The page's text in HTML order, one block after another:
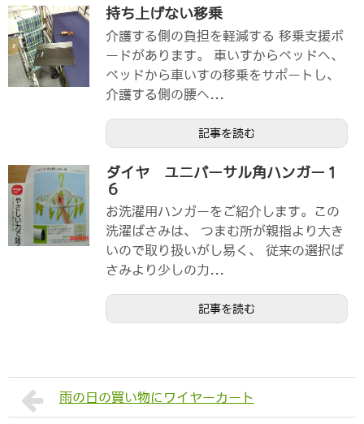
持ち上げない移乗
介護する側の負担を軽減する 移乗支援ボ
ードがあります。 車いすからベッドへ、
ベッドから車いすの移乗をサポートし、
介護する側の腰へ...
記事を読む
ダイヤ ユニバーサル角ハンガー１
６
お洗濯用ハンガーをご紹介します。この
洗濯ばさみは、 つまむ所が親指より大き
いので取り扱いがし易く、 従来の選択ば
さみより少しの力...
記事を読む
雨の日の買い物にワイヤーカート